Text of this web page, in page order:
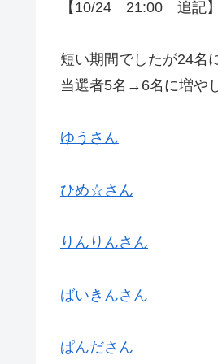
【10/24 21:00 追記】
短い期間でしたが24名
当選者5名→6名に増や
ゆうさん
ひめ☆さん
りんりんさん
ばいきんさん
ぱんださん